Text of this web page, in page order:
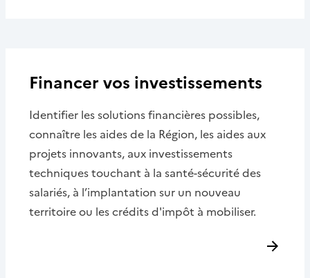
Financer vos investissements
Identifier les solutions financières possibles,
connaître les aides de la Région, les aides aux
projets innovants, aux investissements
techniques touchant à la santé-sécurité des
salariés, à l’implantation sur un nouveau
territoire ou les crédits d'impôt à mobiliser.